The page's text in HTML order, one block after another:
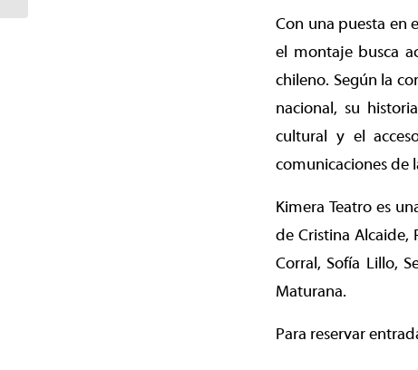
Con una puesta en
el montaje busca
chileno. Según la
nacional, su
cultural y el
comunicaciones de
Kimera Teatro es
de Cristina Alcaide,
Corral, Sofía Lillo,
Maturana.
Para reservar